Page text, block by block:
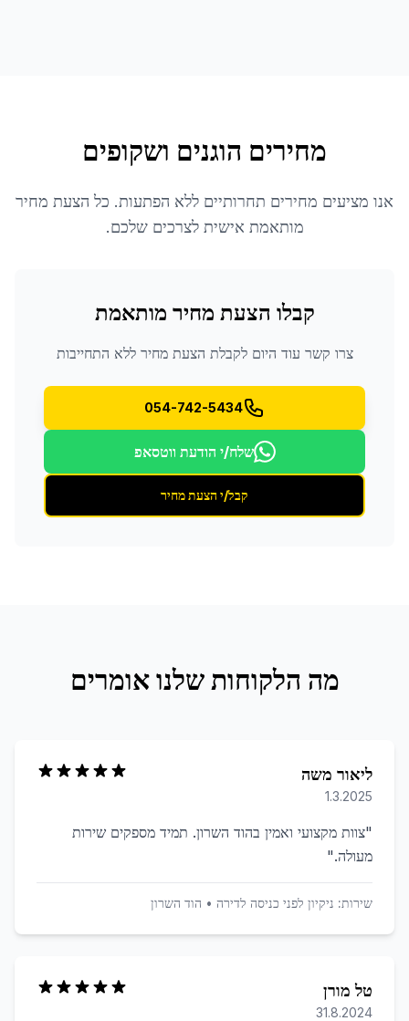
מחירים הוגנים ושקופים
אנו מציעים מחירים תחרותיים ללא הפתעות. כל הצעת מחיר
מותאמת אישית לצרכים שלכם.
קבלו הצעת מחיר מותאמת
צרו קשר עוד היום לקבלת הצעת מחיר ללא התחייבות
054-742-5434
שלח/י הודעת ווטסאפ
קבל/י הצעת מחיר
מה הלקוחות שלנו אומרים
ליאור משה
1.3.2025
"צוות מקצועי ואמין בהוד השרון. תמיד מספקים שירות
מעולה."
שירות: ניקיון לפני כניסה לדירה • הוד השרון
טל מורן
31.8.2024